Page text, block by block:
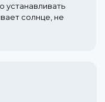
солнце, не